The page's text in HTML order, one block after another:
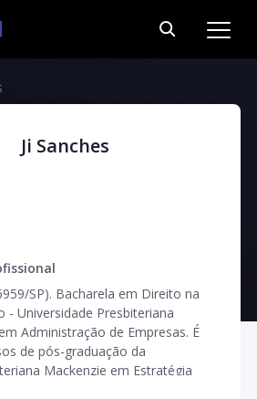
Ji Sanches
SP). Bacharela em Direito na
- Universidade Presbiteriana
Administração de Empresas. É
de pós-graduação da
Mackenzie em Estratégia